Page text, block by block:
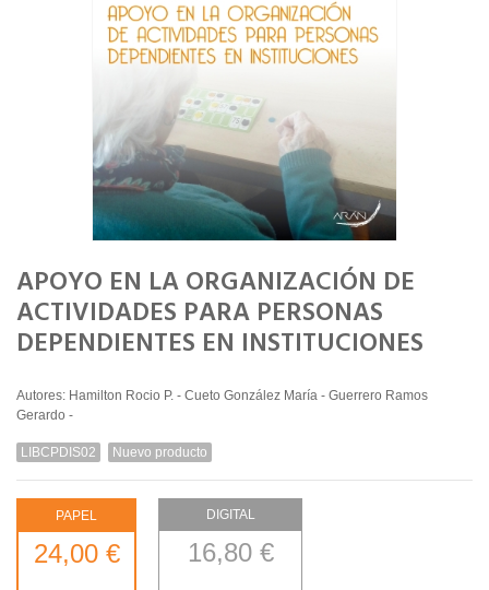
APOYO EN LA ORGANIZACIÓN DE
ACTIVIDADES PARA PERSONAS
DEPENDIENTES EN INSTITUCIONES
Autores: Hamilton Rocio P. - Cueto González María - Guerrero Ramos
Gerardo -
LIBCPDIS02 Nuevo producto
PAPEL
24,00 €
DIGITAL
16,80 €